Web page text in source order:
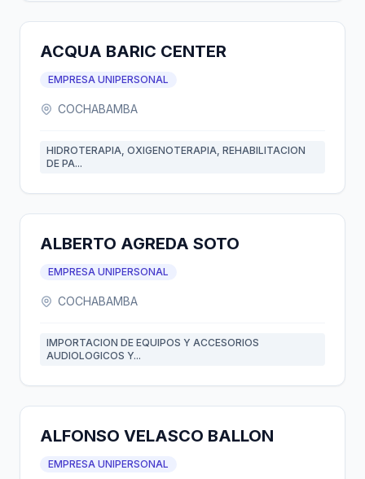
ACQUA BARIC CENTER
EMPRESA UNIPERSONAL
COCHABAMBA
HIDROTERAPIA, OXIGENOTERAPIA, REHABILITACION
DE PA...
ALBERTO AGREDA SOTO
EMPRESA UNIPERSONAL
COCHABAMBA
IMPORTACION DE EQUIPOS Y ACCESORIOS
AUDIOLOGICOS Y...
ALFONSO VELASCO BALLON
EMPRESA UNIPERSONAL